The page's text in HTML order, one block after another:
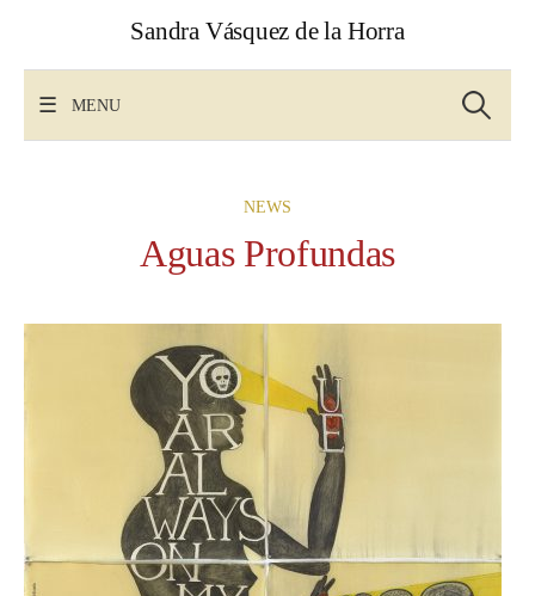
Sandra Vásquez de la Horra
MENU
for:
NEWS
Aguas Profundas